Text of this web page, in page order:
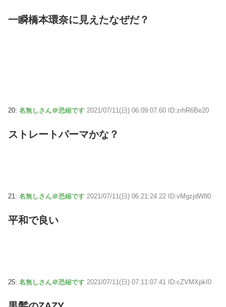
一瞬橋本環奈に見えたなぜだ？
20: 名無しさん＠恐縮です 2021/07/11(日) 06:09:07.60 ID:zrhR6Be20
ストレートパーマかな？
21: 名無しさん＠恐縮です 2021/07/11(日) 06:21:24.22 ID:vMgzjdW80
平和で良い
25: 名無しさん＠恐縮です 2021/07/11(日) 07:11:07.41 ID:cZVMXpkI0